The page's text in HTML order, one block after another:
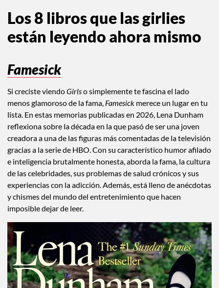
Los 8 libros que las girlies
están leyendo ahora mismo
Famesick
Si creciste viendoGirlso simplemente te fascina el lado
menos glamoroso de la fama, Famesick merece un lugar en tu
lista. En estas memorias publicadas en 2026, Lena Dunham
reflexiona sobre la década en la que pasó de ser una joven
creadora a una de las figuras más comentadas de la televisión
gracias a la serie de HBO. Con su característico humor afilado
e inteligencia brutalmente honesta, aborda la fama, la cultura
de las celebridades, sus problemas de salud crónicos y sus
experiencias con la adicción. Además, está lleno de anécdotas
y chismes del mundo del entretenimiento que hacen
imposible dejar de leer.